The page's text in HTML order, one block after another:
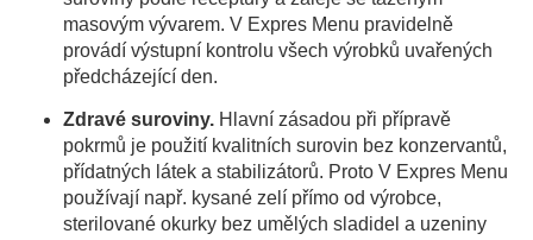
masovým vývarem. V Expres Menu pravidelně
provádí výstupní kontrolu všech výrobků uvařených
předcházející den.
Zdravé suroviny. Hlavní zásadou při přípravě
pokrmů je použití kvalitních surovin bez konzervantů,
přídatných látek a stabilizátorů. Proto V Expres Menu
používají např. kysané zelí přímo od výrobce,
sterilované okurky bez umělých sladidel a uzeniny